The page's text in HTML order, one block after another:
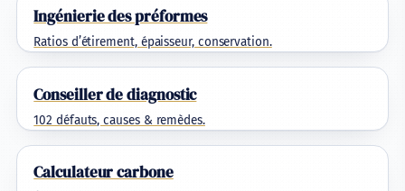
Ingénierie des préformes
Ratios d’étirement, épaisseur, conservation.
Conseiller de diagnostic
102 défauts, causes & remèdes.
Calculateur carbone